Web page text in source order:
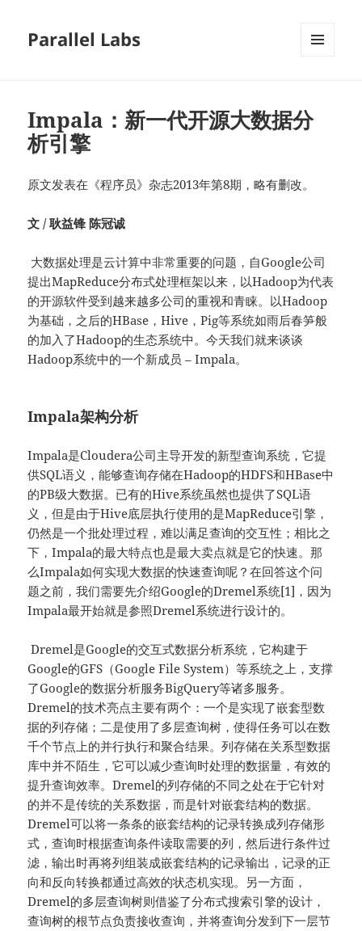
Parallel Labs
Impala：新一代开源大数据分
析引擎
原文发表在《程序员》杂志2013年第8期，略有删改。
文 /耿益锋 陈冠诚
大数据处理是云计算中非常重要的问题，自Google公司
提出MapReduce分布式处理框架以来，以Hadoop为代表
的开源软件受到越来越多公司的重视和青睐。以Hadoop
为基础，之后的HBase，Hive，Pig等系统如雨后春笋般
的加入了Hadoop的生态系统中。今天我们就来谈谈
Hadoop系统中的一个新成员 – Impala。
Impala架构分析
Impala是Cloudera公司主导开发的新型查询系统，它提
供SQL语义，能够查询存储在Hadoop的HDFS和HBase中
的PB级大数据。已有的Hive系统虽然也提供了SQL语
义，但是由于Hive底层执行使用的是MapReduce引擎，
仍然是一个批处理过程，难以满足查询的交互性；相比之
下，Impala的最大特点也是最大卖点就是它的快速。那
么Impala如何实现大数据的快速查询呢？在回答这个问
题之前，我们需要先介绍Google的Dremel系统[1]，因为
Impala最开始就是参照Dremel系统进行设计的。
Dremel是Google的交互式数据分析系统，它构建于
Google的GFS（Google File System）等系统之上，支撑
了Google的数据分析服务BigQuery等诸多服务。
Dremel的技术亮点主要有两个：一个是实现了嵌套型数
据的列存储；二是使用了多层查询树，使得任务可以在数
千个节点上的并行执行和聚合结果。列存储在关系型数据
库中并不陌生，它可以减少查询时处理的数据量，有效的
提升查询效率。Dremel的列存储的不同之处在于它针对
的并不是传统的关系数据，而是针对嵌套结构的数据。
Dremel可以将一条条的嵌套结构的记录转换成列存储形
式，查询时根据查询条件读取需要的列，然后进行条件过
滤，输出时再将列组装成嵌套结构的记录输出，记录的正
向和反向转换都通过高效的状态机实现。另一方面，
Dremel的多层查询树则借鉴了分布式搜索引擎的设计，
查询树的根节点负责接收查询，并将查询分发到下一层节